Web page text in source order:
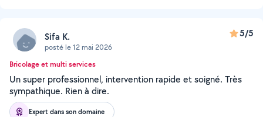
Sifa K.
posté le 12 mai 2026
5/5
Bricolage et multi services
Un super professionnel, intervention rapide et soigné. Très
sympathique. Rien à dire.
Expert dans son domaine